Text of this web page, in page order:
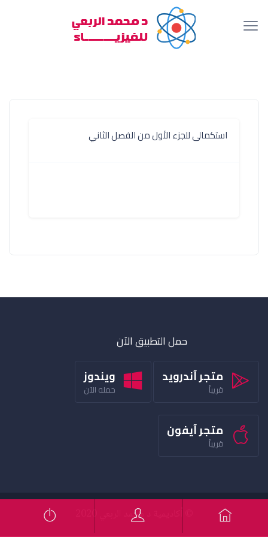
استكمالى للجزء الأول من الفصل الثاني
حمل التطبيق الآن
متجر آندرويد
قريباً
ويندوز
حمله الآن
متجر آيفون
قريباً
© أكاديمية د محمد الربعي 2020